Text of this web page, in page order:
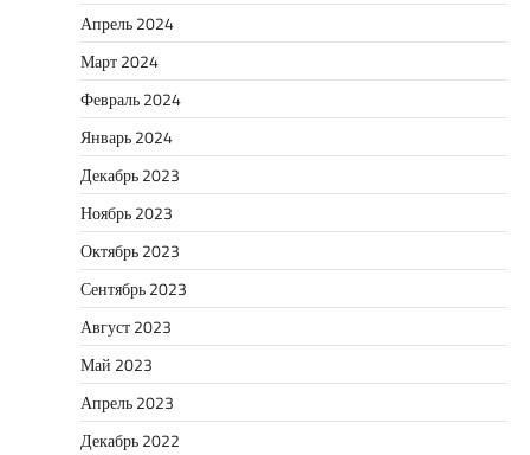
Апрель 2024
Март 2024
Февраль 2024
Январь 2024
Декабрь 2023
Ноябрь 2023
Октябрь 2023
Сентябрь 2023
Август 2023
Май 2023
Апрель 2023
Декабрь 2022